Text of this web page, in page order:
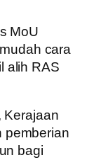
MoU
cara
alih RAS
Kerajaan
pemberian
bagi